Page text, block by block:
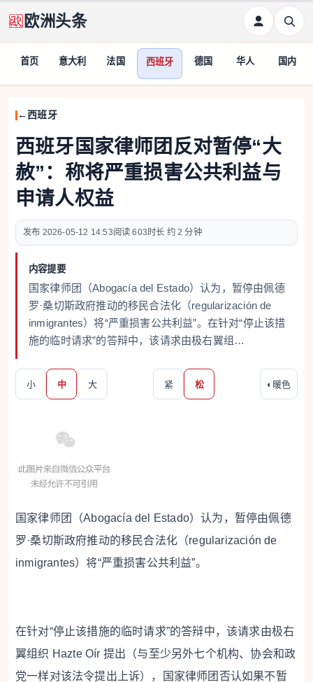
欧洲头条
首页 意大利 法国 西班牙 德国 华人 国内
西班牙
西班牙国家律师团反对暂停“大
赦”：称将严重损害公共利益与
申请人权益
2026-05-12 14:53 603 约 2 分钟
内容提要
国家律师团（Abogacía del Estado）认为，暂停由佩德
罗·桑切斯政府推动的移民合法化（regularización de
inmigrantes）将“严重损害公共利益”。在针对“停止该措
施的临时请求”的答辩中，该请求由极右翼组…
小 中 大 紧 松 ◐ 暖色
国家律师团（Abogacía del Estado）认为，暂停由佩德
罗·桑切斯政府推动的移民合法化（regularización de
inmigrantes）将“严重损害公共利益”。
在针对“停止该措施的临时请求”的答辩中，该请求由极右
翼组织 Hazte Oír 提出（与至少另外七个机构、协会和政
党一样对该法令提出上诉），国家律师团否认如果不暂